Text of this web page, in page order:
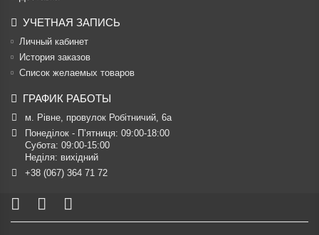
УЧЕТНАЯ ЗАПИСЬ
Личный кабинет
История заказов
Список желаемых товаров
ГРАФИК РАБОТЫ
м. Рівне, провулок Робітничий, 6а
Понеділок - П’ятниця: 09:00-18:00
Субота: 09:00-15:00
Неділя: вихідний
+38 (067) 364 71 72